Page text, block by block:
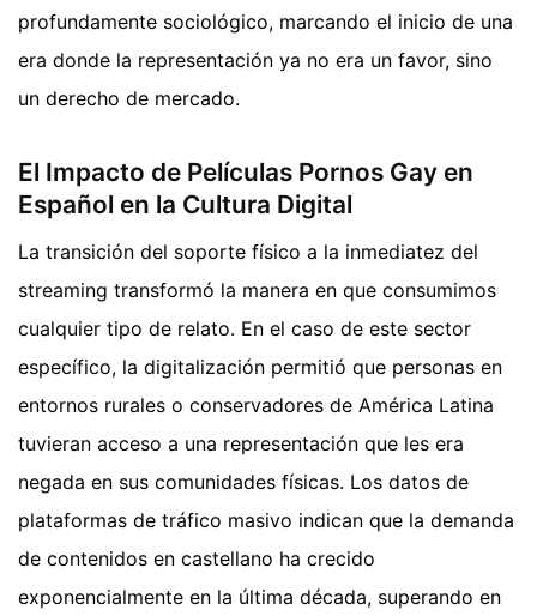
profundamente sociológico, marcando el inicio de una
era donde la representación ya no era un favor, sino
un derecho de mercado.
El Impacto de Películas Pornos Gay en
Español en la Cultura Digital
La transición del soporte físico a la inmediatez del
streaming transformó la manera en que consumimos
cualquier tipo de relato. En el caso de este sector
específico, la digitalización permitió que personas en
entornos rurales o conservadores de América Latina
tuvieran acceso a una representación que les era
negada en sus comunidades físicas. Los datos de
plataformas de tráfico masivo indican que la demanda
de contenidos en castellano ha crecido
exponencialmente en la última década, superando en